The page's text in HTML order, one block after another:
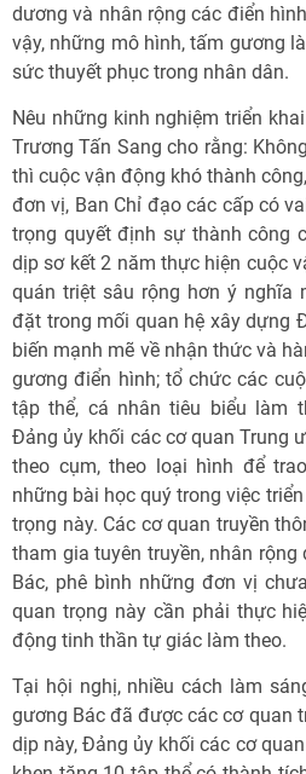
dương và nhân rộng các điển
vậy, những mô hình, tấm gương
sức thuyết phục trong nhân dân.
Nêu những kinh nghiệm triển
Trương Tấn Sang cho rằng:
thì cuộc vận động khó thành
đơn vị, Ban Chỉ đạo các cấp có
trọng quyết định sự thành công
dịp sơ kết 2 năm thực hiện cuộc
quán triệt sâu rộng hơn ý nghĩa
đặt trong mối quan hệ xây dựng
biến mạnh mẽ về nhận thức và
gương điển hình; tổ chức các
tập thể, cá nhân tiêu biểu làm
Đảng ủy khối các cơ quan Trung
theo cụm, theo loại hình để
những bài học quý trong việc
trọng này. Các cơ quan truyền
tham gia tuyên truyền, nhân
Bác, phê bình những đơn vị
quan trọng này cần phải thực
động tinh thần tự giác làm theo.
Tại hội nghị, nhiều cách làm
gương Bác đã được các cơ quan
dịp này, Đảng ủy khối các cơ